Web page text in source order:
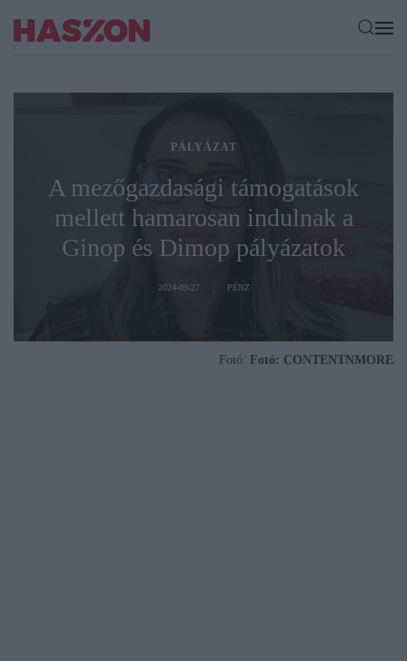
PÁLYÁZAT
A mezőgazdasági támogatások
mellett hamarosan indulnak a
Ginop és Dimop pályázatok
2024-09-27 PÉNZ
Fotó: Fotó: CONTENTNMORE